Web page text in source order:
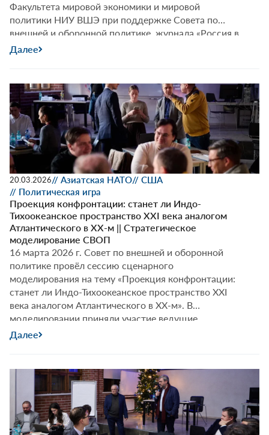
Факультета мировой экономики и мировой
политики НИУ ВШЭ при поддержке Совета по
внешней и оборонной политике, журнала «Россия в
глобальной политике» и Российского совета по
Далее
20.03.2026// Азиатская НАТО// США
// Политическая игра
Проекция конфронтации: станет ли Индо-
Тихоокеанское пространство XXI века аналогом
Атлантического в XX-м || Стратегическое
моделирование СВОП
16 марта 2026 г. Совет по внешней и оборонной
политике провёл сессию сценарного
моделирования на тему «Проекция конфронтации:
станет ли Индо-Тихоокеанское пространство XXI
века аналогом Атлантического в XX-м». В
моделировании приняли участие ведущие
российские эксперты-международники,
Далее